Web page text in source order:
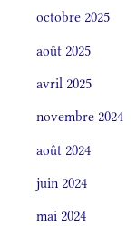
octobre 2025
août 2025
avril 2025
novembre 2024
août 2024
juin 2024
mai 2024